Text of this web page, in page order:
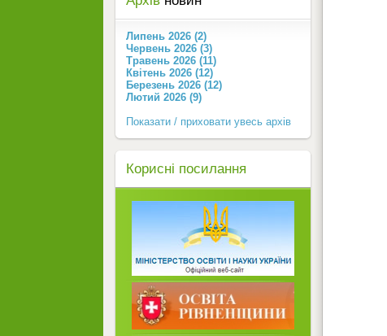
Липень 2026 (2)
Червень 2026 (3)
Травень 2026 (11)
Квітень 2026 (12)
Березень 2026 (12)
Лютий 2026 (9)
Показати / приховати увесь архів
Корисні посилання